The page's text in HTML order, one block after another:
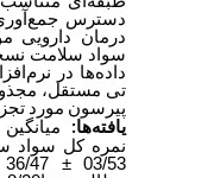
دسترس جمع‌آوری
درمان دارویی
سواد سلامت
داده‌ها در
تی مستقل، مجذور
پیرسون مورد
یافته‌ها:میانگین